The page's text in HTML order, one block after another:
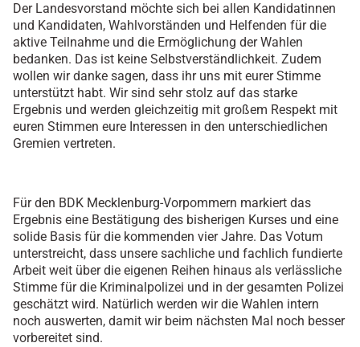
Der Landesvorstand möchte sich bei allen Kandidatinnen
und Kandidaten, Wahlvorständen und Helfenden für die
aktive Teilnahme und die Ermöglichung der Wahlen
bedanken. Das ist keine Selbstverständlichkeit. Zudem
wollen wir danke sagen, dass ihr uns mit eurer Stimme
unterstützt habt. Wir sind sehr stolz auf das starke
Ergebnis und werden gleichzeitig mit großem Respekt mit
euren Stimmen eure Interessen in den unterschiedlichen
Gremien vertreten.
Für den BDK Mecklenburg-Vorpommern markiert das
Ergebnis eine Bestätigung des bisherigen Kurses und eine
solide Basis für die kommenden vier Jahre. Das Votum
unterstreicht, dass unsere sachliche und fachlich fundierte
Arbeit weit über die eigenen Reihen hinaus als verlässliche
Stimme für die Kriminalpolizei und in der gesamten Polizei
geschätzt wird. Natürlich werden wir die Wahlen intern
noch auswerten, damit wir beim nächsten Mal noch besser
vorbereitet sind.